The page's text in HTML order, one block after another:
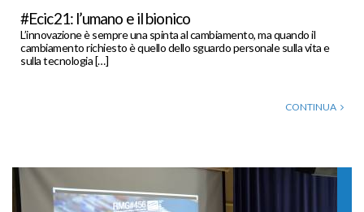
#Ecic21: l’umano e il bionico
L’innovazione è sempre una spinta al cambiamento, ma quando il
cambiamento richiesto è quello dello sguardo personale sulla vita e
sulla tecnologia […]
CONTINUA